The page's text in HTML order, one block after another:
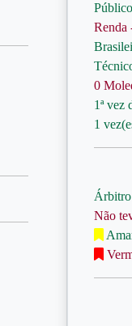
Renda
0
1ª vez
1
Não